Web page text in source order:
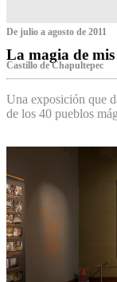
De julio a agosto de 2011
La magia de
Castillo de Chapultepec
Una exposición que
de los 40 pueblos